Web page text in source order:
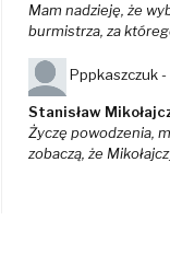
Mam nadzieję, że
burmistrza, za
Pppkaszczuk -
Stanisław
Życzę powodzenia,
zobaczą, że